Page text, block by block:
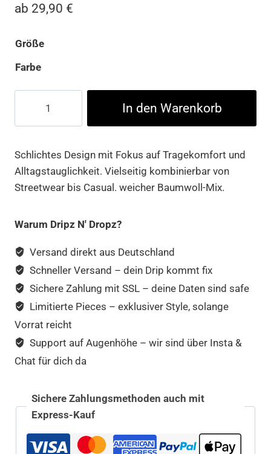
ab 29,90 €
Größe
Farbe
Oversize
Menge
In den Warenkorb
Schlichtes Design mit Fokus auf Tragekomfort und
Alltagstauglichkeit. Vielseitig kombinierbar von
Streetwear bis Casual. weicher Baumwoll-Mix.
Warum Dripz N' Dropz?
Versand direkt aus Deutschland
Schneller Versand – dein Drip kommt fix
Sichere Zahlung mit SSL – deine Daten sind safe
Limitierte Pieces – exklusiver Style, solange
Vorrat reicht
Support auf Augenhöhe – wir sind über Insta &
Chat für dich da
Sichere Zahlungsmethoden auch mit
Express-Kauf